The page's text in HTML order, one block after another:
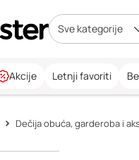
Sve kategorije
Akcije Letnji favoriti
Dečija obuća, garderoba i